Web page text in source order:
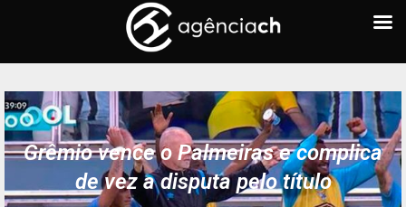
Grêmio vence o Palmeiras e complica
de vez a disputa pelo título